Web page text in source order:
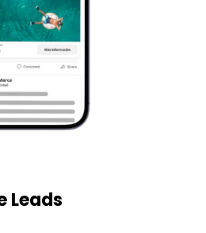
Leads